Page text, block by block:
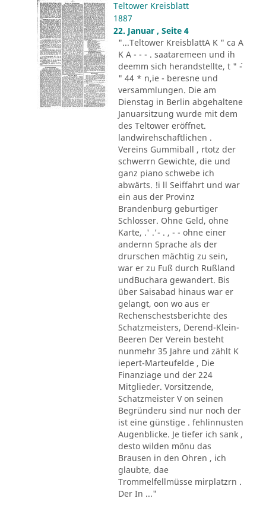
Teltower Kreisblatt
1887
22. Januar , Seite 4
"...Teltower KreisblattA K " ca A
K A - - - . saataremeen und ih
deemm sich herandstellte, t " ´-
" 44 * n,ie - beresne und
versammlungen. Die am
Dienstag in Berlin abgehaltene
Januarsitzung wurde mit dem
des Teltower eröffnet.
landwirehschaftlichen .
Vereins Gummiball , rtotz der
schwerrn Gewichte, die und
ganz piano schwebe ich
abwärts. !i ll Seiffahrt und war
ein aus der Provinz
Brandenburg geburtiger
Schlosser. Ohne Geld, ohne
Karte, .' .'- . , - - ohne einer
andernn Sprache als der
drurschen mächtig zu sein,
war er zu Fuß durch Rußland
undBuchara gewandert. Bis
über Saisabad hinaus war er
gelangt, oon wo aus er
Rechenschestsberichte des
Schatzmeisters, Derend-Klein-
Beeren Der Verein besteht
nunmehr 35 Jahre und zählt K
iepert-Marteufelde , Die
Finanziage und der 224
Mitglieder. Vorsitzende,
Schatzmeister V on seinen
Begründeru sind nur noch der
ist eine günstige . fehlinnusten
Augenblicke. Je tiefer ich sank ,
desto wilden mönu das
Brausen in den Ohren , ich
glaubte, dae
Trommelfellmüsse mirplatzrn .
Der In ..."